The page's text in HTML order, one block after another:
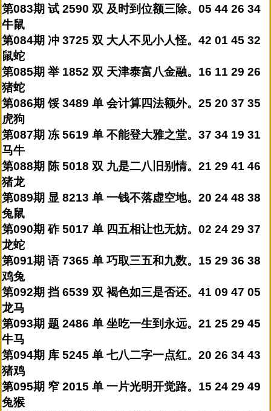
第083期 试 2590 双 及时到位额三除。05 44 26 34
牛鼠
第084期 冲 3725 双 大人不见小人怪。42 01 45 32
鼠蛇
第085期 举 1852 双 天津泰富八金融。16 11 29 26
猪蛇
第086期 馁 3489 单 会计算四法额外。25 20 37 35
虎狗
第087期 冻 5619 单 不能登大雅之堂。37 34 19 31
马牛
第088期 陈 5018 双 九是二八旧别情。21 29 41 46
猪龙
第089期 显 8213 单 一钱不落虚空地。20 24 48 38
兔鼠
第090期 砟 5017 单 四五相让也无妨。02 24 29 37
龙蛇
第091期 语 7365 单 巧取三五和九数。15 29 36 38
鸡兔
第092期 挡 6539 双 褐色如三是否还。41 09 47 05
龙马
第093期 题 2486 单 坐吃一生到永远。21 25 29 45
牛马
第094期 库 5245 单 七八二字一点红。20 26 34 43
猪鸡
第095期 窄 2015 单 一片光明开觉路。15 24 29 49
兔猴